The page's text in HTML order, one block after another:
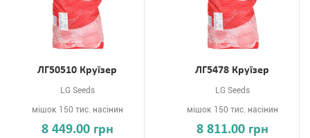
ЛГ50510 Круїзер
LG Seeds
мішок 150 тис. насінин
8 449.00 грн
ЛГ5478 Круїзер
LG Seeds
мішок 150 тис. насінин
8 811.00 грн